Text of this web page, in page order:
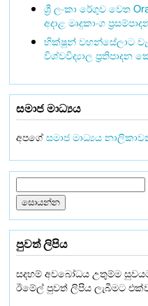
ශ්‍රී ලංකා රේගුව වෙත
අදාළ මෘදුකාංග
භික්ෂූන් වහන්සේලාට
විශ්වවිද්‍යාල
සමාජ මාධ්‍යය
අපගේසමාජ මාධ්‍යය
පුවත් ලිපිය
සදහම් අවබෝධය උතුම්ම
ඊමේල් පුවත් ලිපිය ලැබීමට